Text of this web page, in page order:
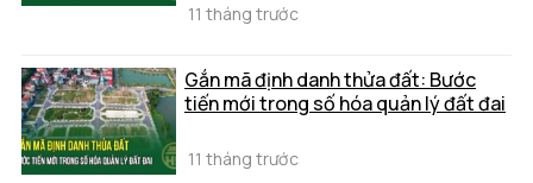
11 tháng trước
Gắn mã định danh thửa đất: Bước
tiến mới trong số hóa quản lý đất đai
11 tháng trước